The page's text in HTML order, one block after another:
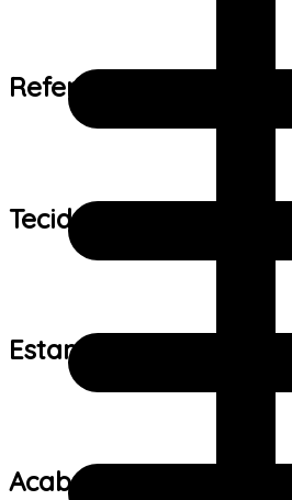
Referência de tamanho:
Tecido:
Estampa:
Acabamento: